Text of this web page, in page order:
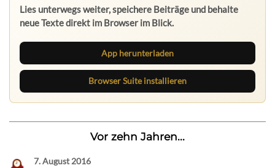
Lies unterwegs weiter, speichere Beiträge und behalte
neue Texte direkt im Browser im Blick.
App herunterladen
Browser Suite installieren
Vor zehn Jahren...
7. August 2016